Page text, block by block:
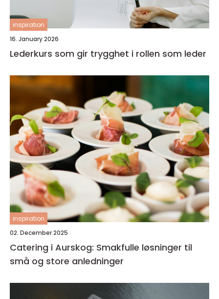
inspiration
16. January 2026
Lederkurs som gir trygghet i rollen som leder
inspiration
02. December 2025
Catering i Aurskog: Smakfulle løsninger til
små og store anledninger